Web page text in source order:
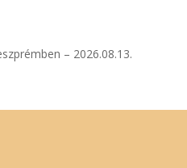
– 2026.08.13.